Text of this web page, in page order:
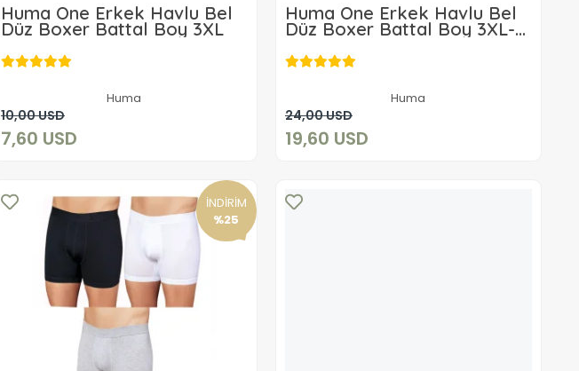
Huma One Erkek Havlu Bel
Düz Boxer Battal Boy 3XL
Huma
10,00 USD
7,60 USD
Huma One Erkek Havlu Bel
Düz Boxer Battal Boy 3XL-
Huma
24,00 USD
19,60 USD
İNDİRİM
%25